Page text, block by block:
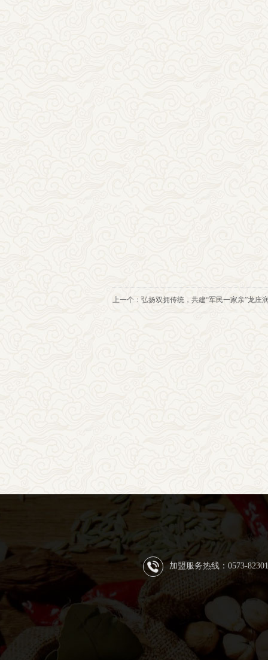
上一个： 弘扬双拥传统，共建“军民一家亲”龙庄
加盟服务热线：0573-